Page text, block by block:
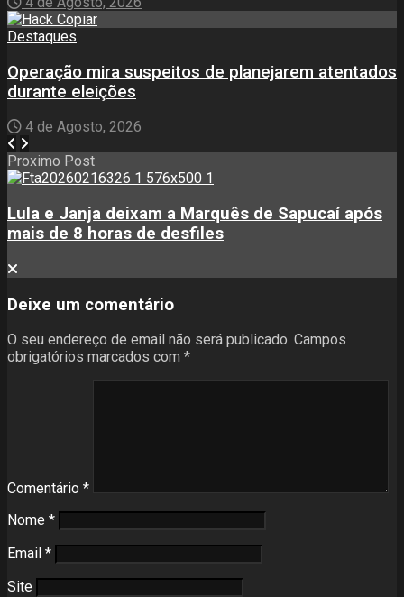
Destaques
Operação mira suspeitos de planejarem atentados
durante eleições
4 de Agosto, 2026
Proximo Post
Lula e Janja deixam a Marquês de Sapucaí após
mais de 8 horas de desfiles
Deixe um comentário
O seu endereço de email não será publicado. Campos
obrigatórios marcados com *
Comentário *
Nome *
Email *
Site